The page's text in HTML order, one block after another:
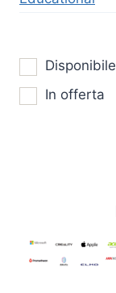
Disponibile
In offerta